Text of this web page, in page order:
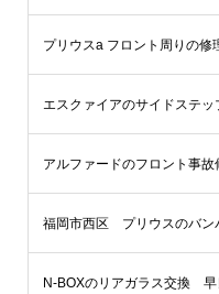
プリウスa フロント周りの
エスクァイアのサイドステ
アルファードのフロント事
福岡市西区 プリウスのバン
N-BOXのリアガラス交換 早